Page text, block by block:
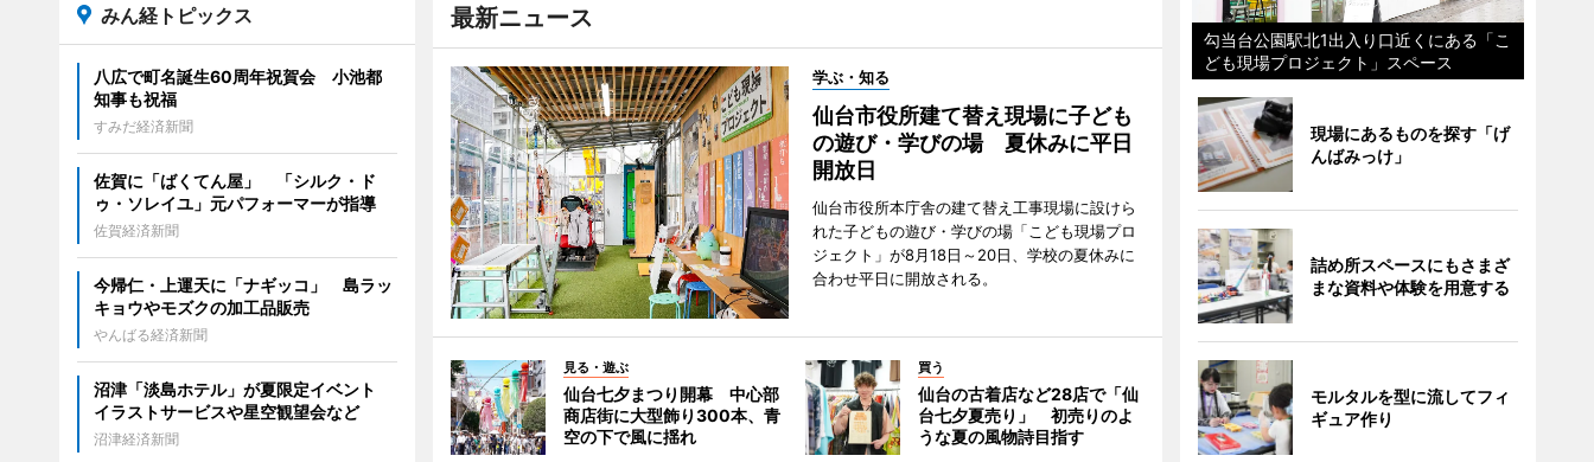
最新ニュース
学ぶ・知る
仙台市役所建て替え現場に子ども
の遊び・学びの場 夏休みに平日
開放日
仙台市役所本庁舎の建て替え工事現場に設けら
れた子どもの遊び・学びの場「こども現場プロ
ジェクト」が8月18日～20日、学校の夏休みに
合わせ平日に開放される。
見る・遊ぶ
仙台七夕まつり開幕 中心部
商店街に大型飾り300本、青
空の下で風に揺れ
買う
仙台の古着店など28店で「仙
台七夕夏売り」 初売りのよ
うな夏の風物詩目指す
みん経トピックス
八広で町名誕生60周年祝賀会 小池都
知事も祝福
すみだ経済新聞
佐賀に「ばくてん屋」 「シルク・ド
ゥ・ソレイユ」元パフォーマーが指導
佐賀経済新聞
今帰仁・上運天に「ナギッコ」 島ラッ
キョウやモズクの加工品販売
やんばる経済新聞
沼津「淡島ホテル」が夏限定イベント
イラストサービスや星空観望会など
沼津経済新聞
勾当台公園駅北1出入り口近くにある「こ
ども現場プロジェクト」スペース
現場にあるものを探す「げ
んばみっけ」
詰め所スペースにもさまざ
まな資料や体験を用意する
モルタルを型に流してフィ
ギュア作り